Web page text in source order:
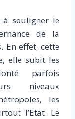
à souligner le
de la
En effet, cette
elle subit les
parfois
niveaux
les
l’Etat. Le